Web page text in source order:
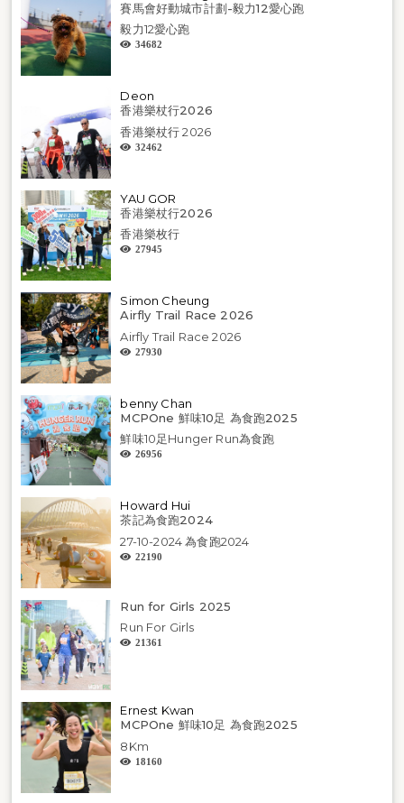
賽馬會好動城市計劃-毅力12愛心跑
毅力12愛心跑
34682
Deon
香港樂杖行2026
香港樂杖行 2026
32462
YAU GOR
香港樂杖行2026
香港樂枚行
27945
Simon Cheung
Airfly Trail Race 2026
Airfly Trail Race 2026
27930
benny Chan
MCPOne 鮮味10足 為食跑2025
鮮味10足Hunger Run為食跑
26956
Howard Hui
茶記為食跑2024
27-10-2024 為食跑2024
22190
Run for Girls 2025
Run For Girls
21361
Ernest Kwan
MCPOne 鮮味10足 為食跑2025
8Km
18160